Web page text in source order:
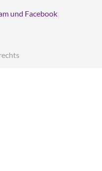
und Facebook